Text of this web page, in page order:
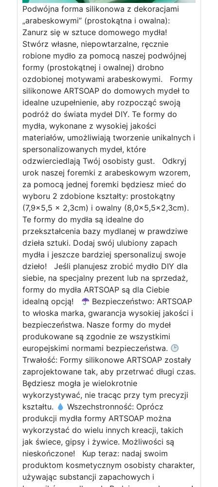
Podwójna forma silikonowa z dekoracjami
„arabeskowymi” (prostokątna i owalna):
Zanurz się w sztuce domowego mydła!
Stwórz własne, niepowtarzalne, ręcznie
robione mydło za pomocą naszej podwójnej
formy (prostokątnej i owalnej) drobno
ozdobionej motywami arabeskowymi. Formy
silikonowe ARTSOAP do domowych mydeł to
idealne uzupełnienie, aby rozpocząć swoją
podróż do świata mydeł DIY. Te formy do
mydła, wykonane z wysokiej jakości
materiałów, umożliwiają tworzenie unikalnych i
spersonalizowanych mydeł, które
odzwierciedlają Twój osobisty gust. Odkryj
urok naszej foremki z arabeskowym wzorem,
za pomocą jednej foremki będziesz mieć do
wyboru 2 zdobione kształty: prostokątny
(7,9×5,5 x 2,3cm) i owalny (8,0×5,5×2,3cm).
Te formy do mydła są idealne do
przekształcenia bazy mydlanej w prawdziwe
dzieła sztuki. Dodaj swój ulubiony zapach
mydła i jeszcze bardziej spersonalizuj swoje
dzieło! Jeśli planujesz zrobić mydło DIY dla
siebie, na specjalny prezent lub na sprzedaż,
formy do mydła ARTSOAP są dla Ciebie
idealną opcją!
Bezpieczeństwo: ARTSOAP
to włoska marka, gwarancja wysokiej jakości i
bezpieczeństwa. Nasze formy do mydeł
produkowane są zgodnie ze wszystkimi
europejskimi normami bezpieczeństwa.
Trwałość: Formy silikonowe ARTSOAP zostały
zaprojektowane tak, aby przetrwać długi czas.
Będziesz mogła je wielokrotnie
wykorzystywać, nie tracąc przy tym precyzji
kształtu.
Wszechstronność: Oprócz
produkcji mydła formy ARTSOAP można
wykorzystać do wielu innych kreacji, takich
jak świece, gipsy i żywice. Możliwości są
nieskończone! Kup teraz: nadaj swoim
produktom kosmetycznym osobisty charakter,
używając substancji zapachowych i